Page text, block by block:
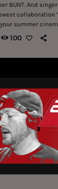
BUNT. And
collaboration
summer
harmonies are
track. ‘i need
100